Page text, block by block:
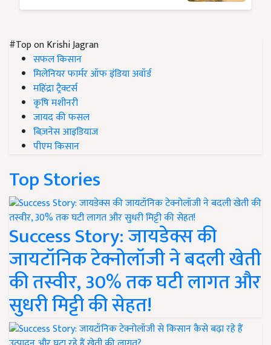
#Top on Krishi Jagran
सफल किसान
मिलेनियर फार्मर ऑफ इंडिया अवॉर्ड
महिंद्रा ट्रैक्टर्स
कृषि मशीनरी
जायद की फसल
बिज़नेस आइडियाज
पीएम किसान
Top Stories
Success Story: जायडेक्स की
जायटॉनिक टेक्नोलॉजी ने बदली खेती
की तस्वीर, 30% तक घटी लागत और
सुधरी मिट्टी की सेहत!